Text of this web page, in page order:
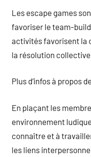
Les escape games
favoriser le team-
activités favorisent la
la résolution
Plus d’infos à propos de
En plaçant les
environnement
connaître et à
les liens